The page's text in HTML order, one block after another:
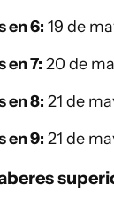
en 6: 19 de
en 7: 20 de
en 8: 21 de
en 9: 21 de